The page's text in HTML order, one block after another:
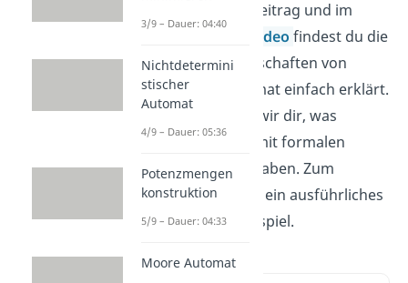
Hier in unserem Beitrag und im
Videofindest du die
wichtigsten Eigenschaften von
einem Kellerautomat einfach erklärt.
Zusätzlich zeigen wir dir, was
Kellerautomaten mit formalen
Sprachen zu tun haben. Zum
Schluss findest du ein ausführliches
Kellerautomat Beispiel.
3/9 – Dauer: 04:40
Nichtdetermini
stischer
Automat
4/9 – Dauer: 05:36
Potenzmengen
konstruktion
5/9 – Dauer: 04:33
Moore Automat